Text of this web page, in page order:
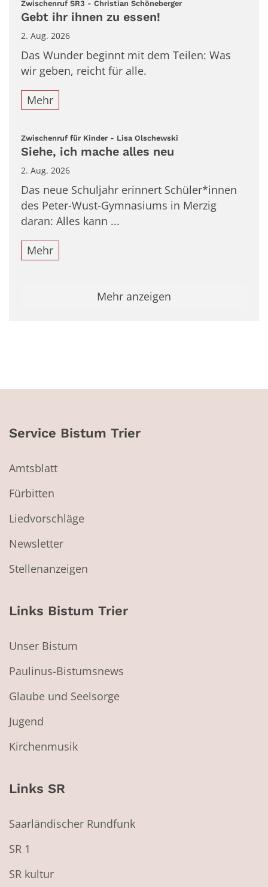
Zwischenruf SR3 - Christian Schöneberger:
Gebt ihr ihnen zu essen!
2. Aug. 2026
Das Wunder beginnt mit dem Teilen: Was
wir geben, reicht für alle.
Mehr
Zwischenruf für Kinder - Lisa Olschewski
Siehe, ich mache alles neu
2. Aug. 2026
Das neue Schuljahr erinnert Schüler*innen
des Peter-Wust-Gymnasiums in Merzig
daran: Alles kann ...
Mehr
Mehr anzeigen
Service Bistum Trier
Amtsblatt
Fürbitten
Liedvorschläge
Newsletter
Stellenanzeigen
Links Bistum Trier
Unser Bistum
Paulinus-Bistumsnews
Glaube und Seelsorge
Jugend
Kirchenmusik
Links SR
Saarländischer Rundfunk
SR 1
SR kultur